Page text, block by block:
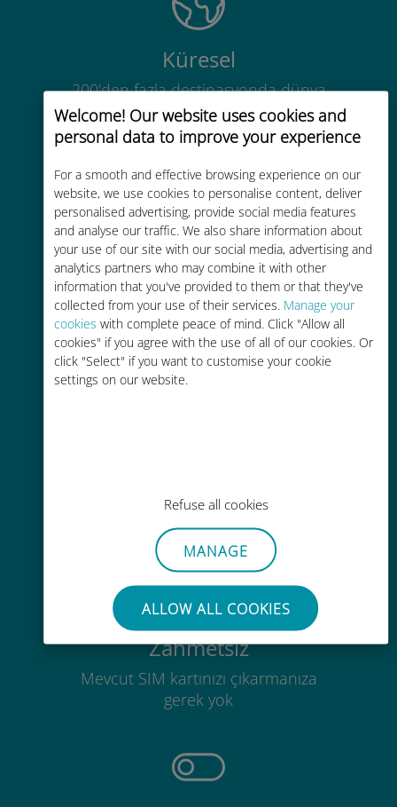
Welcome! Our website uses cookies and
personal data to improve your experience
For a smooth and effective browsing experience on our
website, we use cookies to personalise content, deliver
personalised advertising, provide social media features
and analyse our traffic. We also share information about
your use of our site with our social media, advertising and
analytics partners who may combine it with other
information that you've provided to them or that they've
collected from your use of their services. Manage your
cookies with complete peace of mind. Click "Allow all
cookies" if you agree with the use of all of our cookies. Or
click "Select" if you want to customise your cookie
settings on our website.
Refuse all cookies
MANAGE
ALLOW ALL COOKIES
Küresel
200'den fazla destinasyonda dünya
çapında yüksek kaliteli hücresel
bağlantı
Uygun maliyetli
Mevcut operatörünüzle dolaşım
ücretlerinden %90'a kadar daha
ucuz
yerde, Wi-Fi veya kalan veri
olmadan bile
Zahmetsiz
Mevcut SIM kartınızı çıkarmanıza
gerek yok